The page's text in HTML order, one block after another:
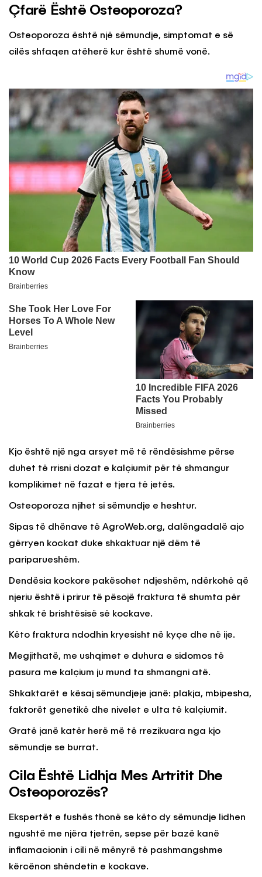
Çfarë Është Osteoporoza?
Osteoporoza është një sëmundje, simptomat e së
cilës shfaqen atëherë kur është shumë vonë.
Kjo është një nga arsyet më të rëndësishme përse
duhet të rrisni dozat e kalçiumit për të shmangur
komplikimet në fazat e tjera të jetës.
Osteoporoza njihet si sëmundje e heshtur.
Sipas të dhënave të AgroWeb.org, dalëngadalë ajo
gërryen kockat duke shkaktuar një dëm të
pariparueshëm.
Dendësia kockore pakësohet ndjeshëm, ndërkohë që
njeriu është i prirur të pësojë fraktura të shumta për
shkak të brishtësisë së kockave.
Këto fraktura ndodhin kryesisht në kyçe dhe në ije.
Megjithatë, me ushqimet e duhura e sidomos të
pasura me kalçium ju mund ta shmangni atë.
Shkaktarët e kësaj sëmundjeje janë: plakja, mbipesha,
faktorët genetikë dhe nivelet e ulta të kalçiumit.
Gratë janë katër herë më të rrezikuara nga kjo
sëmundje se burrat.
Cila Është Lidhja Mes Artritit Dhe
Osteoporozës?
Ekspertët e fushës thonë se këto dy sëmundje lidhen
ngushtë me njëra tjetrën, sepse për bazë kanë
inflamacionin i cili në mënyrë të pashmangshme
kërcënon shëndetin e kockave.